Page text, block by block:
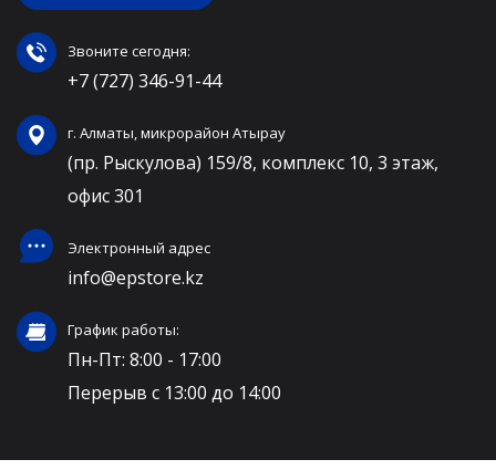
Звоните сегодня:
+7 (727) 346-91-44
г. Алматы, микрорайон Атырау
(пр. Рыскулова) 159/8, комплекс 10, 3 этаж,
офис 301
Электронный адрес
info@epstore.kz
График работы:
Пн-Пт: 8:00 - 17:00
Перерыв с 13:00 до 14:00